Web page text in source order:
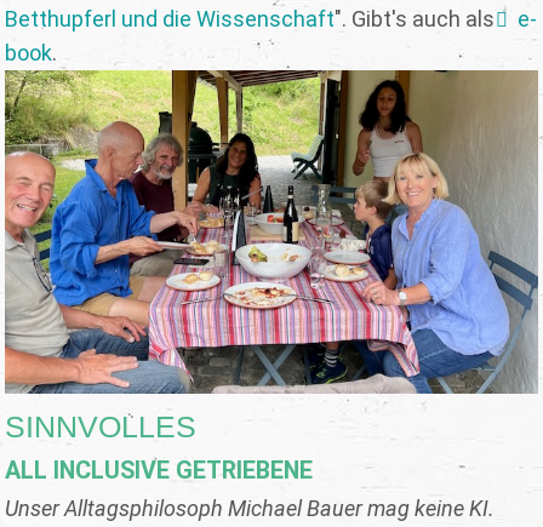
Betthupferl und die Wissenschaft". Gibt's auch als
e-
book.
SINNVOLLES
ALL INCLUSIVE GETRIEBENE
Unser Alltagsphilosoph Michael Bauer mag keine KI.